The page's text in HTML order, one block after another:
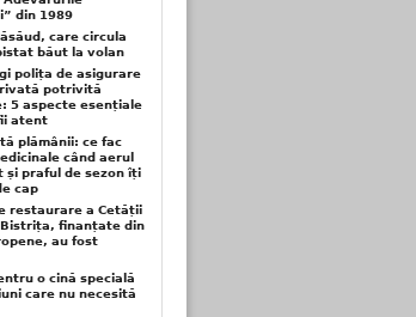
din 1989
care circula
băut la volan
polița de asigurare
potrivită
5 aspecte esențiale
atent
plămânii: ce fac
când aerul
și praful de sezon îți
cap
restaurare a Cetății
Bistrița, finanțate din
au fost
o cină specială
care nu necesită